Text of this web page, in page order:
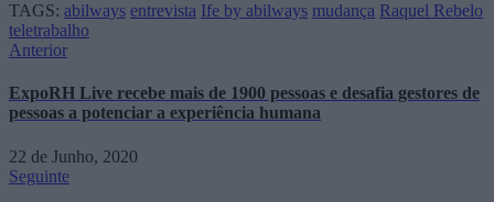
TAGS: abilways entrevista Ife by abilways mudança Raquel Rebelo
teletrabalho
Anterior
ExpoRH Live recebe mais de 1900 pessoas e desafia gestores de
pessoas a potenciar a experiência humana
22 de Junho, 2020
Seguinte